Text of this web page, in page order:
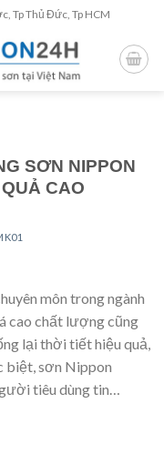
Tp Thủ Đức, Tp HCM
SƠN NIPPON
CAO
môn trong ngành
cao chất lượng cũng
lại thời tiết hiệu quả,
biệt, sơn Nippon
tiêu dùng tin…